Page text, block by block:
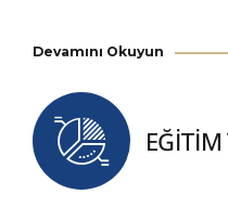
Devamını Okuyun
EĞİTİM